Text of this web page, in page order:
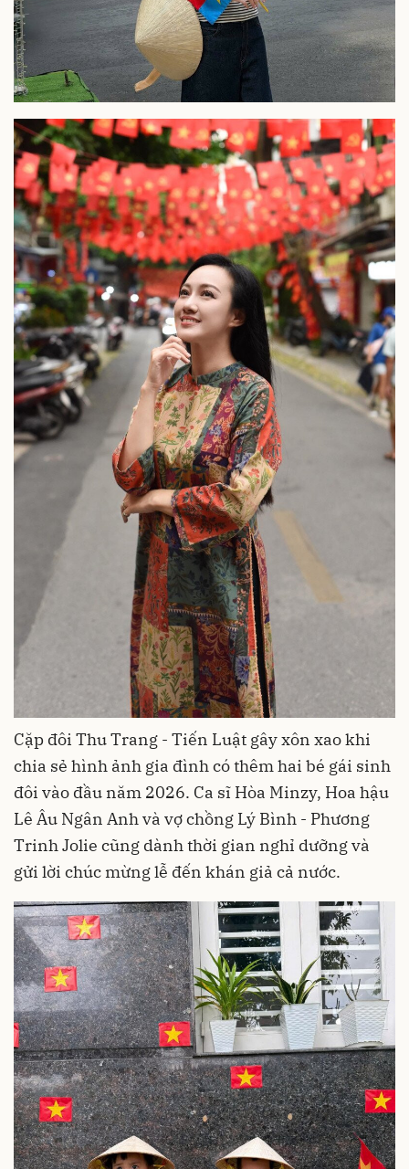
Cặp đôi Thu Trang - Tiến Luật gây xôn xao khi
chia sẻ hình ảnh gia đình có thêm hai bé gái sinh
đôi vào đầu năm 2026. Ca sĩ Hòa Minzy, Hoa hậu
Lê Âu Ngân Anh và vợ chồng Lý Bình - Phương
Trinh Jolie cũng dành thời gian nghỉ dưỡng và
gửi lời chúc mừng lễ đến khán giả cả nước.